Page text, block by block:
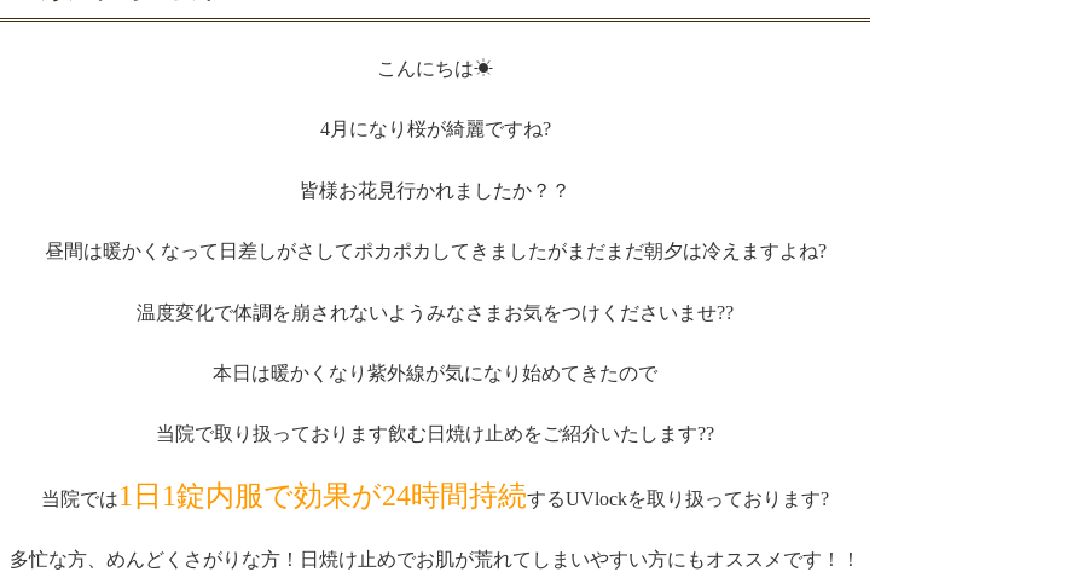
こんにちは☀
4月になり桜が綺麗ですね?
皆様お花見行かれましたか？？
昼間は暖かくなって日差しがさしてポカポカしてきましたがまだまだ朝夕は冷えますよね?
温度変化で体調を崩されないようみなさまお気をつけくださいませ??
本日は暖かくなり紫外線が気になり始めてきたので
当院で取り扱っております飲む日焼け止めをご紹介いたします??
当院では1日1錠内服で効果が24時間持続するUVlockを取り扱っております?
多忙な方、めんどくさがりな方！日焼け止めでお肌が荒れてしまいやすい方にもオススメです！！